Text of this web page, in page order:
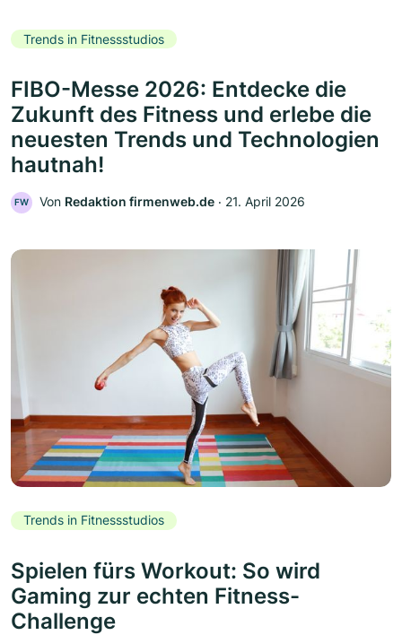
Trends in Fitnessstudios
FIBO-Messe 2026: Entdecke die
Zukunft des Fitness und erlebe die
neuesten Trends und Technologien
hautnah!
FW Von Redaktion firmenweb.de ‧ 21. April 2026
Trends in Fitnessstudios
Spielen fürs Workout: So wird
Gaming zur echten Fitness-
Challenge